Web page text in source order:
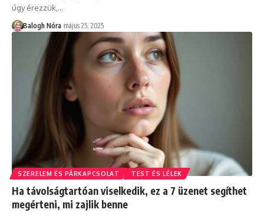
úgy érezzük,…
Balogh Nóra május 25, 2025
SZERELEM ÉS PÁRKAPCSOLAT TEST ÉS LÉLEK
Ha távolságtartóan viselkedik, ez a 7 üzenet segíthet
megérteni, mi zajlik benne